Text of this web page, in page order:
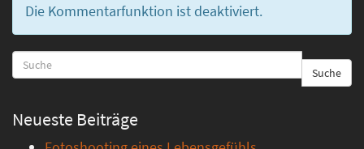
Die Kommentarfunktion ist deaktiviert.
Suche
Neueste Beiträge